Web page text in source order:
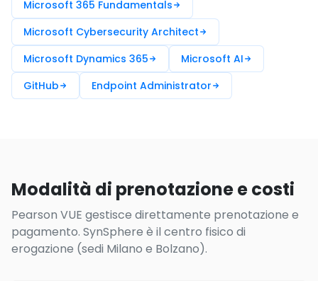
Microsoft 365 Fundamentals
Microsoft Cybersecurity Architect
Microsoft Dynamics 365
Microsoft AI
GitHub
Endpoint Administrator
Modalità di prenotazione e costi
Pearson VUE gestisce direttamente prenotazione e
pagamento. SynSphere è il centro fisico di
erogazione (sedi Milano e Bolzano).